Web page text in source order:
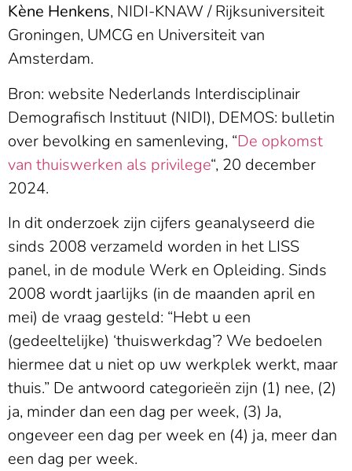
Kène Henkens, NIDI-KNAW / Rijksuniversiteit
Groningen, UMCG en Universiteit van
Amsterdam.
Bron: website Nederlands Interdisciplinair
Demografisch Instituut (NIDI), DEMOS: bulletin
over bevolking en samenleving, “De opkomst
van thuiswerken als privilege“, 20 december
2024.
In dit onderzoek zijn cijfers geanalyseerd die
sinds 2008 verzameld worden in het LISS
panel, in de module Werk en Opleiding. Sinds
2008 wordt jaarlijks (in de maanden april en
mei) de vraag gesteld: “Hebt u een
(gedeeltelijke) ‘thuiswerkdag’? We bedoelen
hiermee dat u niet op uw werkplek werkt, maar
thuis.” De antwoord categorieën zijn (1) nee, (2)
ja, minder dan een dag per week, (3) Ja,
ongeveer een dag per week en (4) ja, meer dan
een dag per week.